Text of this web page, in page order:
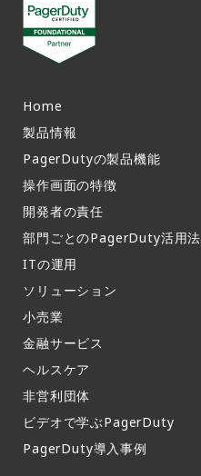
Home
製品情報​
PagerDutyの製品機能​
操作画面の特徴​
開発者の責任
部門ごとのPagerDuty活用法​
ITの運用​
ソリューション
小売業
金融サービス
ヘルスケア
非営利団体
ビデオで学ぶPagerDuty
PagerDuty導入事例​